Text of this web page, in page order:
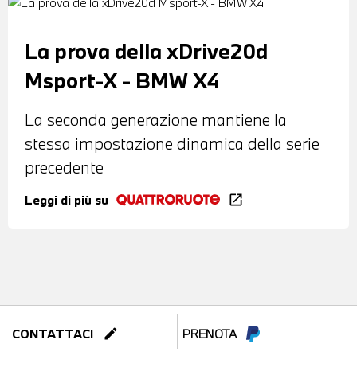
La prova della xDrive20d
Msport-X - BMW X4
La seconda generazione mantiene la
stessa impostazione dinamica della serie
precedente
Leggi di più su open_in_new
CONTATTACI edit PRENOTA